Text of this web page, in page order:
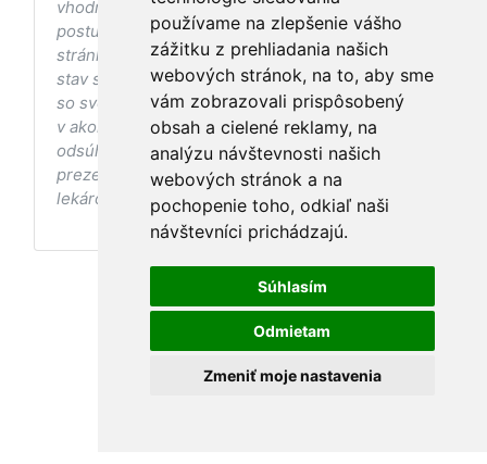
používame na zlepšenie vášho
zážitku z prehliadania našich
webových stránok, na to, aby sme
vám zobrazovali prispôsobený
obsah a cielené reklamy, na
analýzu návštevnosti našich
webových stránok a na
pochopenie toho, odkiaľ naši
návštevníci prichádzajú.
Súhlasím
Odmietam
Zmeniť moje nastavenia
vhodných postupoch v oblasti zdravia, vhodnosti
postupov a odporúčaní prezentovaných na
stránke s ohľadom na Váš zdravotný
stav sa pred ich aplikáciou vždy vopred poraďte
so svojím ošetrujúcim lekárom, a to najmä ak ste
v akomkoľvek štádiu tehotenstva. Bez
odsúhlasenia postupov a odporúčaní
prezentovaných na stránke Vaším ošetrujúcim
lekárom tieto postupy a odporúčania neaplikujte.